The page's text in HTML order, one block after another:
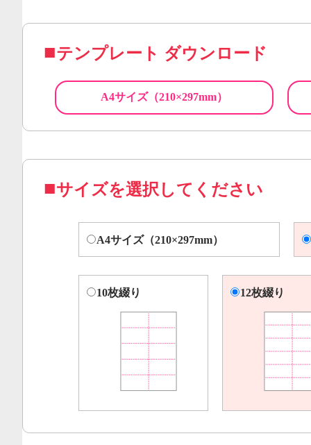
テンプレート ダウンロード
A4サイズ（210×297mm）
サイズを選択してください
A4サイズ（210×297mm）
10枚綴り 12枚綴り